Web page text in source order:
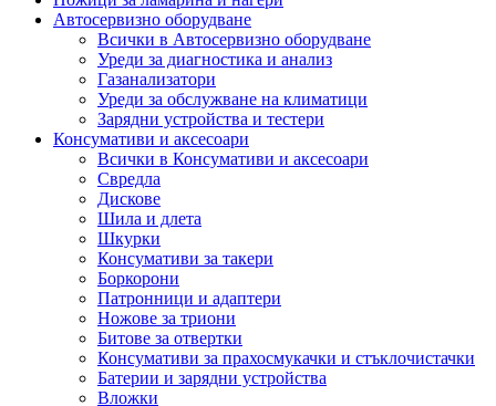
Автосервизно оборудване
Всички в Автосервизно оборудване
Уреди за диагностика и анализ
Газанализатори
Уреди за обслужване на климатици
Зарядни устройства и тестери
Консумативи и аксесоари
Всички в Консумативи и аксесоари
Свредла
Дискове
Шила и длета
Шкурки
Консумативи за такери
Боркорони
Патронници и адаптери
Ножове за триони
Битове за отвертки
Консумативи за прахосмукачки и стъклочистачки
Батерии и зарядни устройства
Вложки